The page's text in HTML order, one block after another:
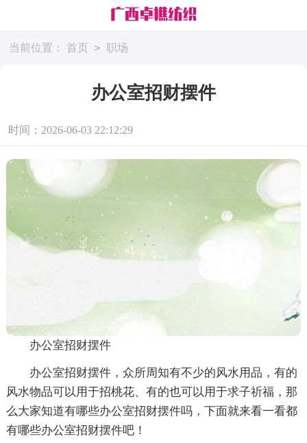
当前位置： 首页 > 职场
办公室招财摆件
时间：2026-06-03 22:12:29
办公室招财摆件
办公室招财摆件，众所周知有不少的风水用品，有的
风水物品可以用于招桃花、有的也可以用于求子祈福，那
么大家知道有哪些办公室招财摆件吗，下面就来看一看都
有哪些办公室招财摆件吧！